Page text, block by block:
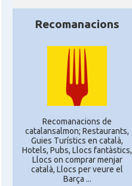
Recomanacions
Recomanacions de
catalansalmon; Restaurants,
Guies Turístics en català,
Hotels, Pubs, Llocs fantàstics,
Llocs on comprar menjar
català, Llocs per veure el
Barça ...